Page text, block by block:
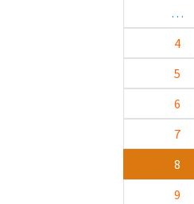
…
4
5
6
7
8
9